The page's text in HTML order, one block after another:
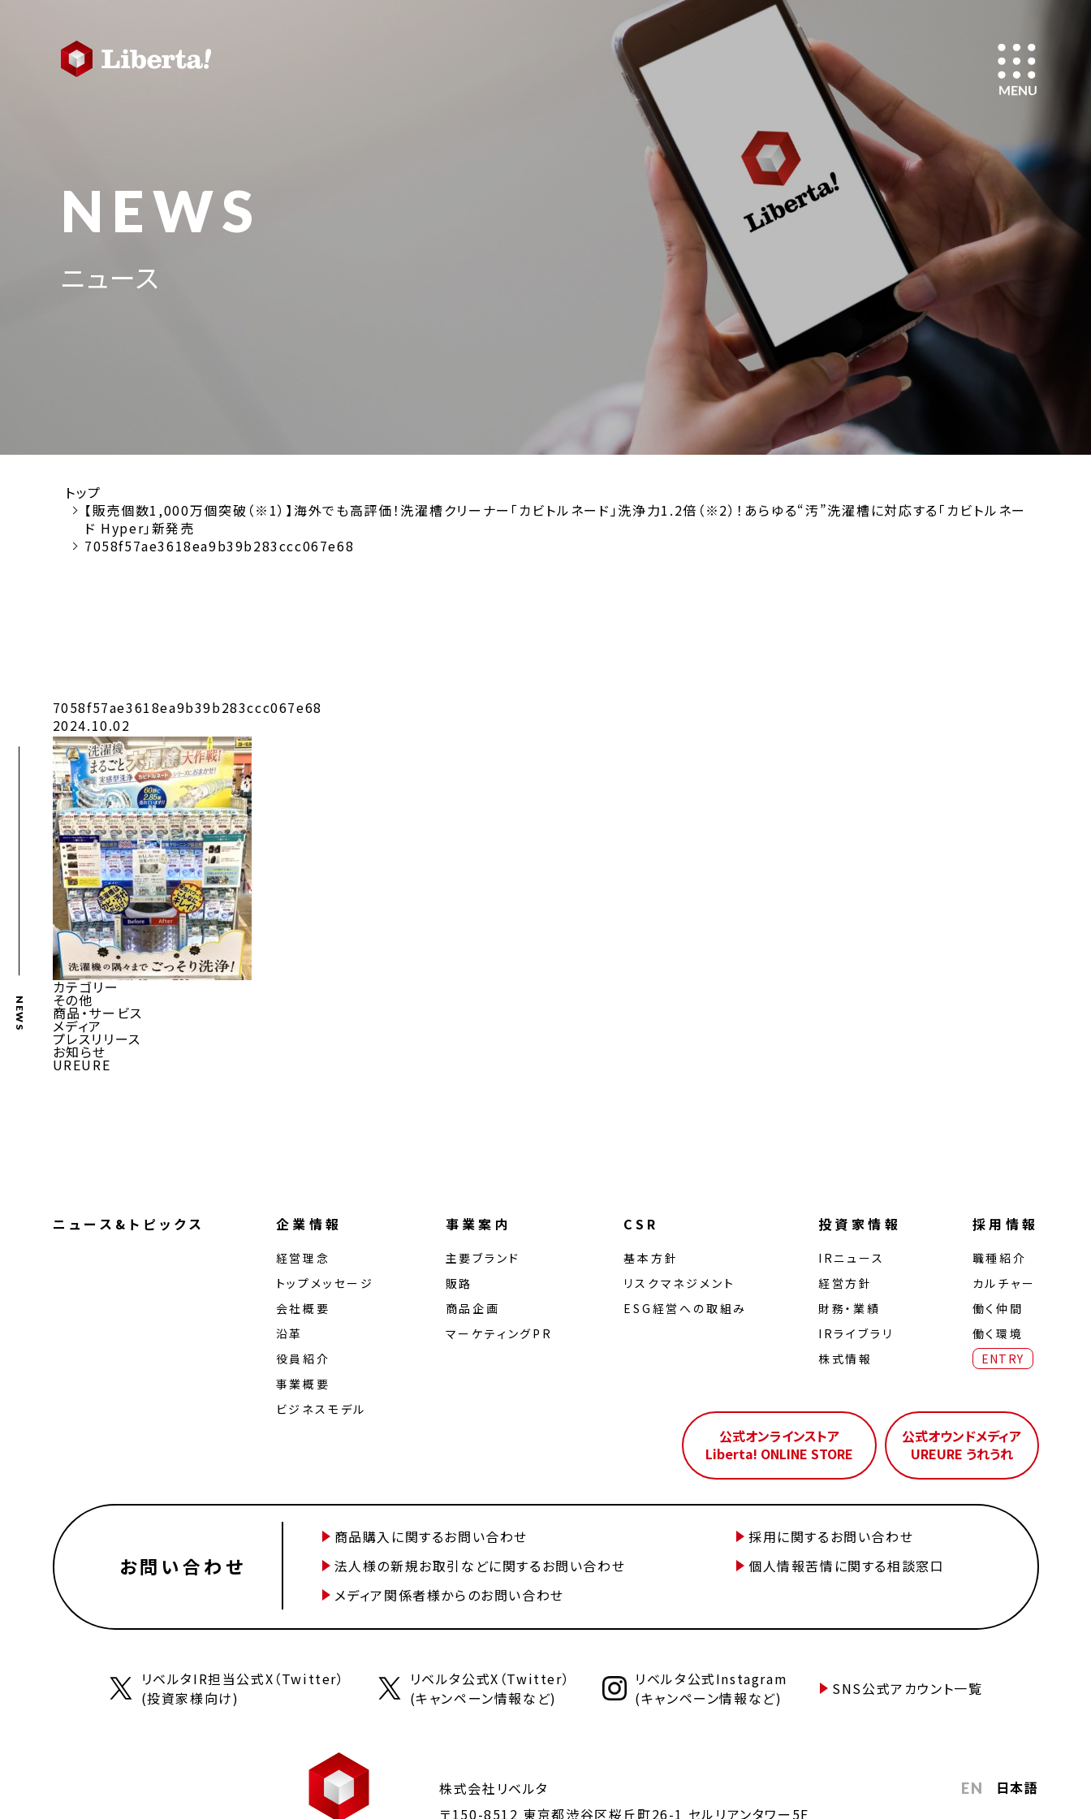
NEWS
ニュース
トップ
【販売個数1,000万個突破（※1）】海外でも高評価！洗濯槽クリーナー「カビトルネード」洗浄力1.2倍（※2）！あらゆる“汚”洗濯槽に対応する「カビトルネー
ド Hyper」新発売
7058f57ae3618ea9b39b283ccc067e68
NEWS
7058f57ae3618ea9b39b283ccc067e68
2024.10.02
カテゴリー
その他
商品・サービス
メディア
プレスリリース
お知らせ
UREURE
ニュース&トピックス 企業情報
経営理念
トップメッセージ
会社概要
沿革
役員紹介
事業概要
ビジネスモデル
事業案内
主要ブランド
販路
商品企画
マーケティングPR
CSR
基本方針
リスクマネジメント
ESG経営への取組み
投資家情報
IRニュース
経営⽅針
財務・業績
IRライブラリ
株式情報
採用情報
職種紹介
カルチャー
働く仲間
働く環境
ENTRY
公式オンラインストア
Liberta! ONLINE STORE
公式オウンドメディア
UREURE うれうれ
お問い合わせ
商品購入に関するお問い合わせ
採用に関するお問い合わせ
法人様の新規お取引などに関するお問い合わせ
個人情報苦情に関する相談窓口
メディア関係者様からのお問い合わせ
リベルタIR担当公式X（Twitter）
(投資家様向け)
リベルタ公式X（Twitter）
(キャンペーン情報など)
リベルタ公式Instagram
(キャンペーン情報など)
SNS公式アカウント一覧
EN 日本語
株式会社リベルタ
〒150-8512 東京都渋谷区桜丘町26-1 セルリアンタワー5F